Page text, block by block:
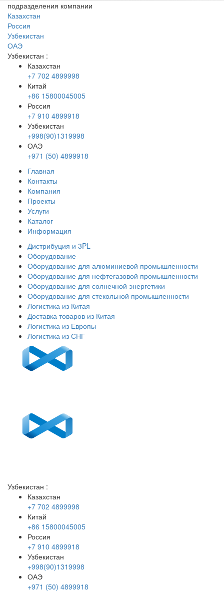
подразделения компании
Казахстан
Россия
Узбекистан
ОАЭ
Узбекистан :
Казахстан
+7 702 4899998
Китай
+86 15800045005
Россия
+7 910 4899918
Узбекистан
+998(90)1319998
ОАЭ
+971 (50) 4899918
Главная
Контакты
Компания
Проекты
Услуги
Каталог
Информация
Дистрибуция и 3PL
Оборудование
Оборудование для алюминиевой промышленности
Оборудование для нефтегазовой промышленности
Оборудование для солнечной энергетики
Оборудование для стекольной промышленности
Логистика из Китая
Доставка товаров из Китая
Логистика из Европы
Логистика из СНГ
Узбекистан :
Казахстан
+7 702 4899998
Китай
+86 15800045005
Россия
+7 910 4899918
Узбекистан
+998(90)1319998
ОАЭ
+971 (50) 4899918